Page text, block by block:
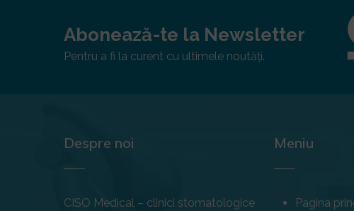
Abonează-te la Newsletter
Pentru a fi la curent cu ultimele noutăți.
Despre noi
CISO Medical – clinici stomatologice
Meniu
Pagina